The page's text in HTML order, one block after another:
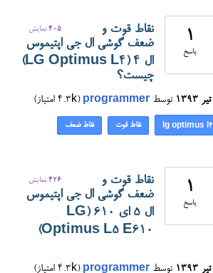
1
پاسخ
405 نمایش
نقاط قوت و
ضعف گوشی ال جی اپتیموس
ال ۴ (LG Optimus L4)
چیست؟
توسط programmer
(
4.3k امتیاز)
lg optimus l4 نقاط قوت نقاط ضعف
1
پاسخ
426 نمایش
نقاط قوت و
ضعف گوشی ال جی اپتیموس
ال ۵ ای ۶۱۰ (LG
Optimus L5 E610)
توسط programmer
(
4.3k امتیاز)